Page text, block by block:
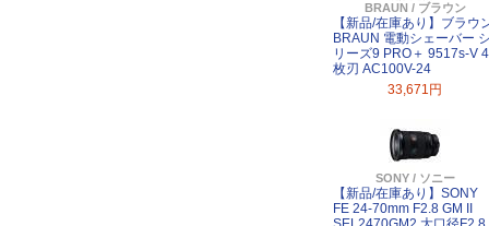
BRAUN / ブラウン
【新品/在庫あり】ブラウ
BRAUN 電動シェーバー
リーズ9 PRO＋ 9517s-V 4
枚刃 AC100V-24
33,671円
SONY / ソニー
【新品/在庫あり】SONY
FE 24-70mm F2.8 GM II